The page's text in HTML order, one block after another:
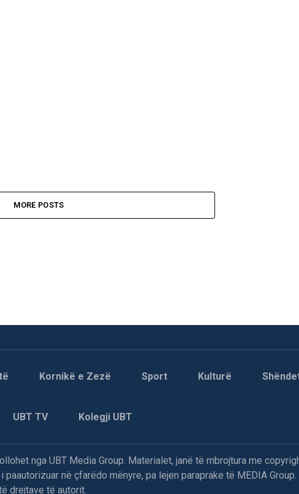
MORE POSTS
Kornikë e Zezë Sport Kulturë
UBT TV Kolegji UBT
nga UBT Media Group. Materialet, janë të mbrojtura me
në çfarëdo mënyre, pa lejen paraprake të MEDIA
drejtave të autorit.